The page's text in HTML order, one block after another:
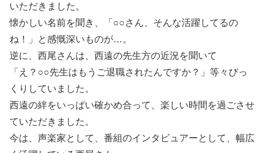
いただきました。
懐かしい名前を聞き、「○○さん、そんな活躍してるの
ね！」と感慨深いものが…。
逆に、西尾さんは、西遠の先生方の近況を聞いて
「え？○○先生はもうご退職されたんですか？」等々びっ
くりしていました。
西遠の絆をいっぱい確かめ合って、楽しい時間を過ごさせ
ていただきました。
今は、声楽家として、番組のインタビュアーとして、幅広